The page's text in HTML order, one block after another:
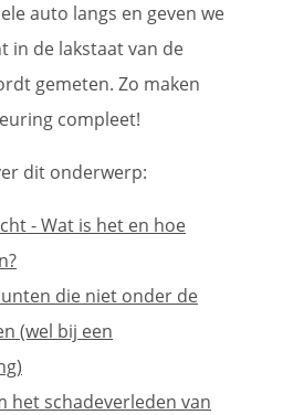
auto langs en geven we
in de lakstaat van de
gemeten. Zo maken
compleet!
dit onderwerp:
- Wat is het en hoe
die niet onder de
(wel bij een
het schadeverleden van